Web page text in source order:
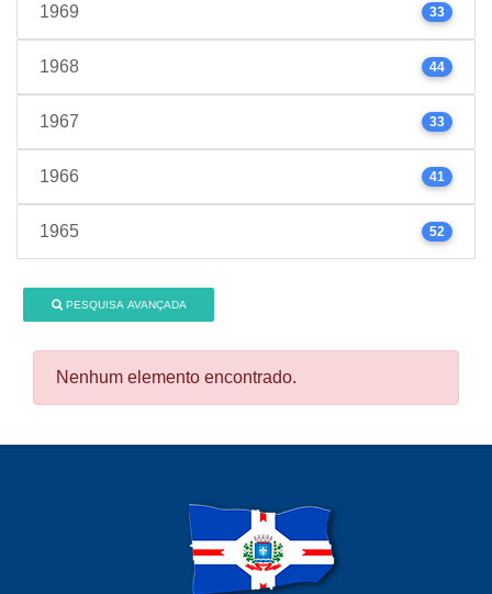
1969 33
1968 44
1967 33
1966 41
1965 52
PESQUISA AVANÇADA
Nenhum elemento encontrado.